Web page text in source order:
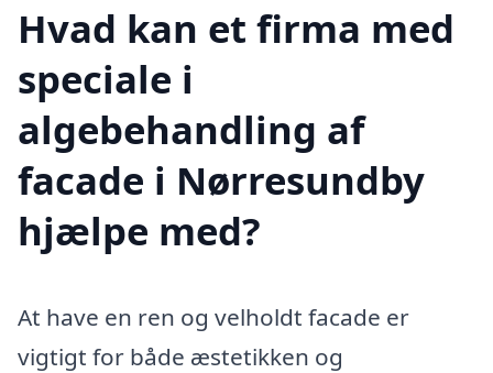
Hvad kan et firma med
speciale i
algebehandling af
facade i Nørresundby
hjælpe med?
At have en ren og velholdt facade er
vigtigt for både æstetikken og